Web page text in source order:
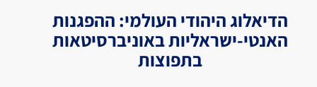
הדיאלוג היהודי העולמי: ההפגנות
האנטי-ישראליות באוניברסיטאות
בתפוצות